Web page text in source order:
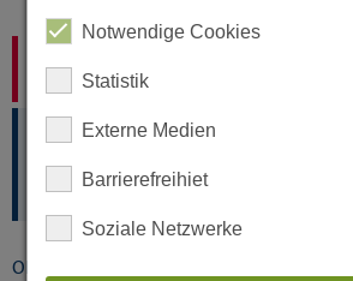
Second
Lüdenscheid: Apostelkirche
Jan Trimpop
Ev. Versöhnungs-
Oktober 2027
Notwendige Cookies
Statistik
Externe Medien
Barrierefreihiet
Soziale Netzwerke